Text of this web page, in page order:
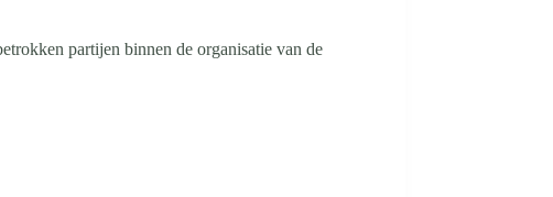
partijen binnen de organisatie van de